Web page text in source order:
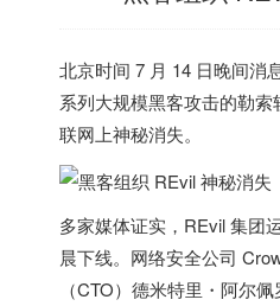
北京时间 7 月 14 日晚间消
系列大规模黑客攻击的勒索
联网上神秘消失。
多家媒体证实，REvil 集团
晨下线。网络安全公司
（CTO）德米特里・阿尔